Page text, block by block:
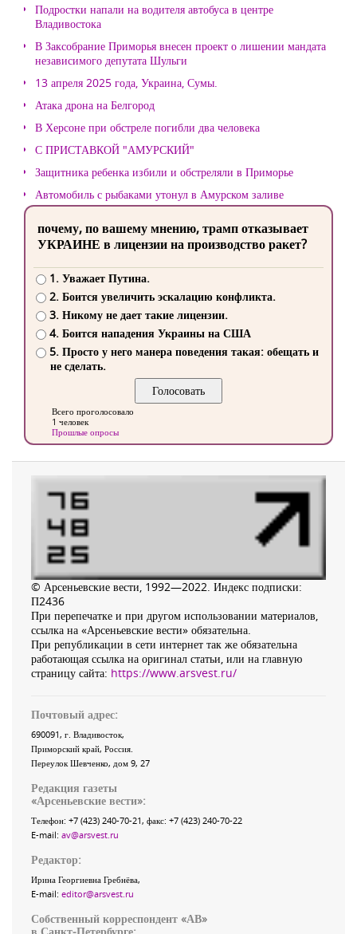
Подростки напали на водителя автобуса в центре
Владивостока
В Заксобрание Приморья внесен проект о лишении мандата
независимого депутата Шульги
13 апреля 2025 года, Украина, Сумы.
Атака дрона на Белгород
В Херсоне при обстреле погибли два человека
С ПРИСТАВКОЙ "АМУРСКИЙ"
Защитника ребенка избили и обстреляли в Приморье
Автомобиль с рыбаками утонул в Амурском заливе
почему, по вашему мнению, трамп отказывает
УКРАИНЕ в лицензии на производство ракет?
1. Уважает Путина.
2. Боится увеличить эскалацию конфликта.
3. Никому не дает такие лицензии.
4. Боится нападения Украины на США
5. Просто у него манера поведения такая: обещать и
не сделать.
Всего проголосовало
1 человек
Прошлые опросы
© Арсеньевские вести, 1992—2022. Индекс подписки:
П2436
При перепечатке и при другом использовании материалов,
ссылка на «Арсеньевские вести» обязательна.
При републикации в сети интернет так же обязательна
работающая ссылка на оригинал статьи, или на главную
страницу сайта: https://www.arsvest.ru/
Почтовый адрес:
690091, г. Владивосток,
Приморский край, Россия
Переулок Шевченко, дом 9, 27
Редакция газеты
«Арсеньевские вести»:
Телефон: +7 (423) 240-70-21, факс: +7 (423) 240-70-22
E-mail: av@arsvest.ru
Редактор:
Ирина Георгиевна Гребнёва,
E-mail: editor@arsvest.ru
Собственный корреспондент «АВ»
в Санкт-Петербурге: